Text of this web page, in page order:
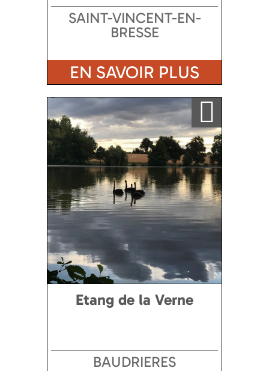
SAINT-VINCENT-EN-
BRESSE
EN SAVOIR PLUS
Ajouter a ma sélection
Etang de la Verne
BAUDRIERES